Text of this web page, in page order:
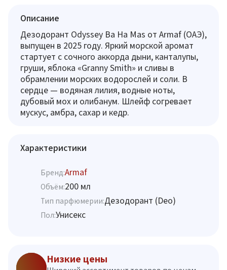
Описание
Дезодорант Odyssey Ba Ha Mas от Armaf (ОАЭ),
выпущен в 2025 году. Яркий морской аромат
стартует с сочного аккорда дыни, канталупы,
груши, яблока «Granny Smith» и сливы в
обрамлении морских водорослей и соли. В
сердце — водяная лилия, водные ноты,
дубовый мох и олибанум. Шлейф согревает
мускус, амбра, сахар и кедр.
Характеристики
Бренд:Armaf
Объём:200 мл
Тип парфюмерии:Дезодорант (Deo)
Пол:Унисекс
Низкие цены